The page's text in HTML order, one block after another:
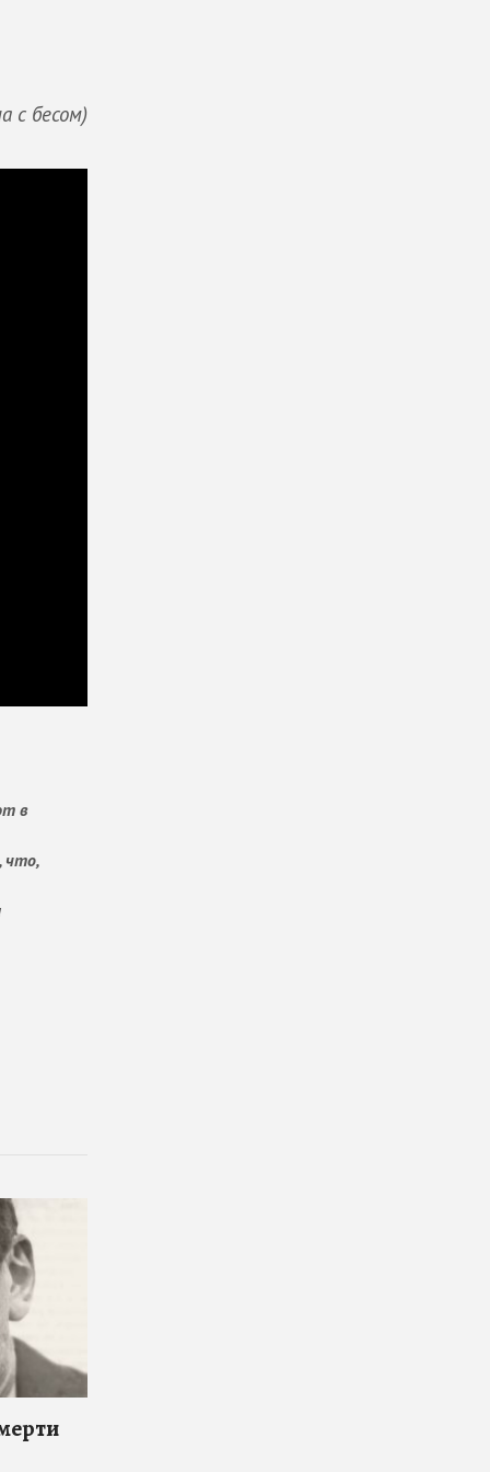
с бесом)
в
что,